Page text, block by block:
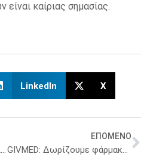
είναι καίριας σημασίας.
LinkedIn X
Όταν η ενημέρωση γίνεται βίωμα: Μια νέα προσέγγιση στην παχυσαρκία
ΕΠΟΜΕΝΟ
GIVMED: Δωρίζουμε φάρμακα, στηρίζουμε ζωές – η βοήθεια δεν λήγει